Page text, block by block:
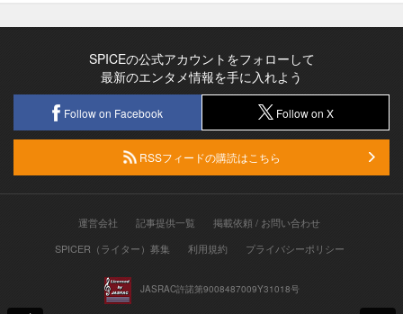
SPICEの公式アカウントをフォローして
最新のエンタメ情報を手に入れよう
Follow on Facebook Follow on X
RSSフィードの購読はこちら
運営会社 記事提供一覧
掲載依頼 / お問い合わせ
SPICER（ライター）募集
利用規約 プライバシーポリシー
JASRAC許諾第9008487009Y31018号